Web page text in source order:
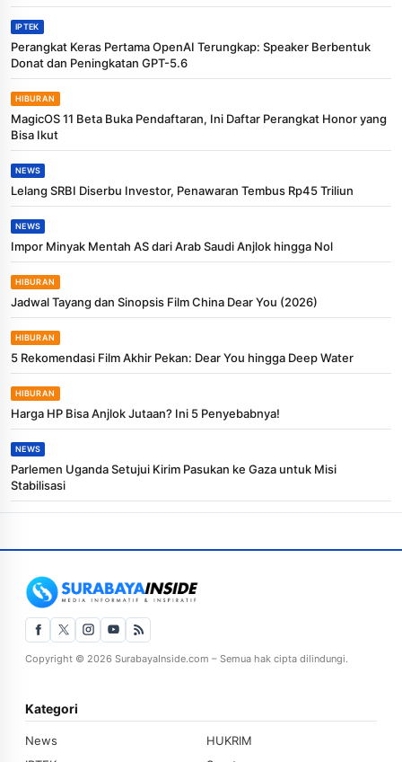
IPTEK
Perangkat Keras Pertama OpenAI Terungkap: Speaker Berbentuk
Donat dan Peningkatan GPT-5.6
HIBURAN
MagicOS 11 Beta Buka Pendaftaran, Ini Daftar Perangkat Honor yang
Bisa Ikut
NEWS
Lelang SRBI Diserbu Investor, Penawaran Tembus Rp45 Triliun
NEWS
Impor Minyak Mentah AS dari Arab Saudi Anjlok hingga Nol
HIBURAN
Jadwal Tayang dan Sinopsis Film China Dear You (2026)
HIBURAN
5 Rekomendasi Film Akhir Pekan: Dear You hingga Deep Water
HIBURAN
Harga HP Bisa Anjlok Jutaan? Ini 5 Penyebabnya!
NEWS
Parlemen Uganda Setujui Kirim Pasukan ke Gaza untuk Misi
Stabilisasi
Copyright © 2026 SurabayaInside.com – Semua hak cipta dilindungi.
Kategori
News
HUKRIM